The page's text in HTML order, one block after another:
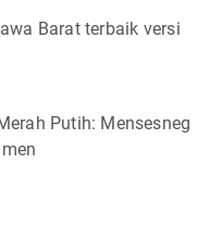
Barat terbaik versi
Putih: Mensesneg